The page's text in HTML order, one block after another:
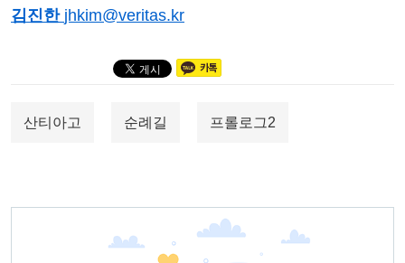
김진한 jhkim@veritas.kr
산티아고 순례길 프롤로그2